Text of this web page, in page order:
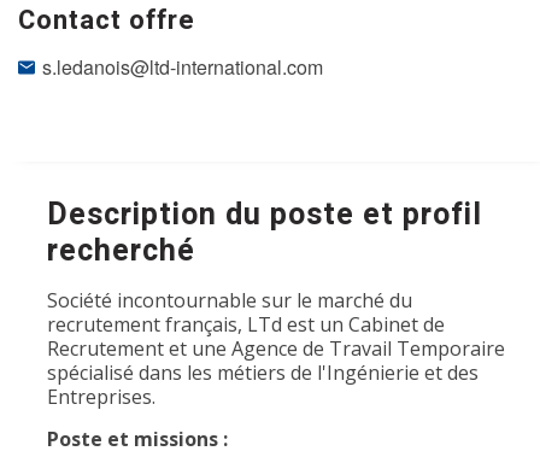
Contact offre
s.ledanois@ltd-international.com
Description du poste et profil
recherché
Société incontournable sur le marché du
recrutement français, LTd est un Cabinet de
Recrutement et une Agence de Travail Temporaire
spécialisé dans les métiers de l'Ingénierie et des
Entreprises.
Poste et missions :